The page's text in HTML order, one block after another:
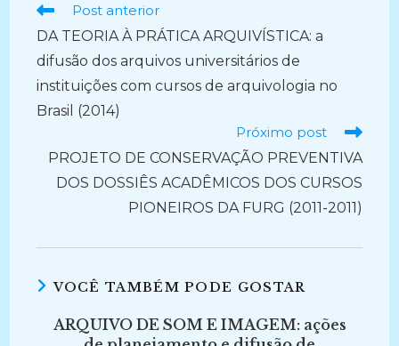
Ler
artigos
Post anterior
DA TEORIA À PRÁTICA ARQUIVÍSTICA: a
difusão dos arquivos universitários de
instituições com cursos de arquivologia no
Brasil (2014)
Próximo post
PROJETO DE CONSERVAÇÃO PREVENTIVA
DOS DOSSIÊS ACADÊMICOS DOS CURSOS
PIONEIROS DA FURG (2011-2011)
VOCÊ TAMBÉM PODE GOSTAR
ARQUIVO DE SOM E IMAGEM: ações